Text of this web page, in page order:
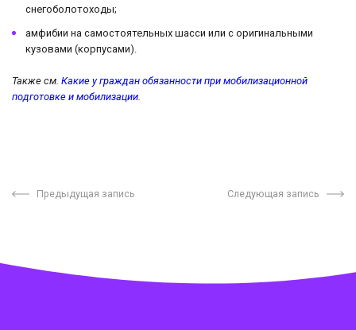
снегоболотоходы;
амфибии на самостоятельных шасси или с оригинальными
кузовами (корпусами).
Также см. Какие у граждан обязанности при мобилизационной
подготовке и мобилизации
Предыдущая запись Следующая запись